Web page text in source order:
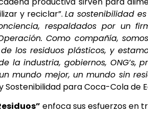
y reciclar”.La sostenibilidad
respaldados por un
Como compañía,
los residuos plásticos, y
la industria, gobiernos, ONG’s,
mundo mejor, un mundo sin
Sostenibilidad para Coca-Cola de
enfoca sus esfuerzos en